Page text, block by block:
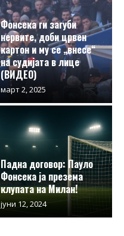
Фонсека ги загуби
нервите, доби црвен
картон и му се „внесе“
на судијата в лице
(ВИДЕО)
март 2, 2025
Падна договор: Пауло
Фонсека ја презема
клупата на Милан!
јуни 12, 2024